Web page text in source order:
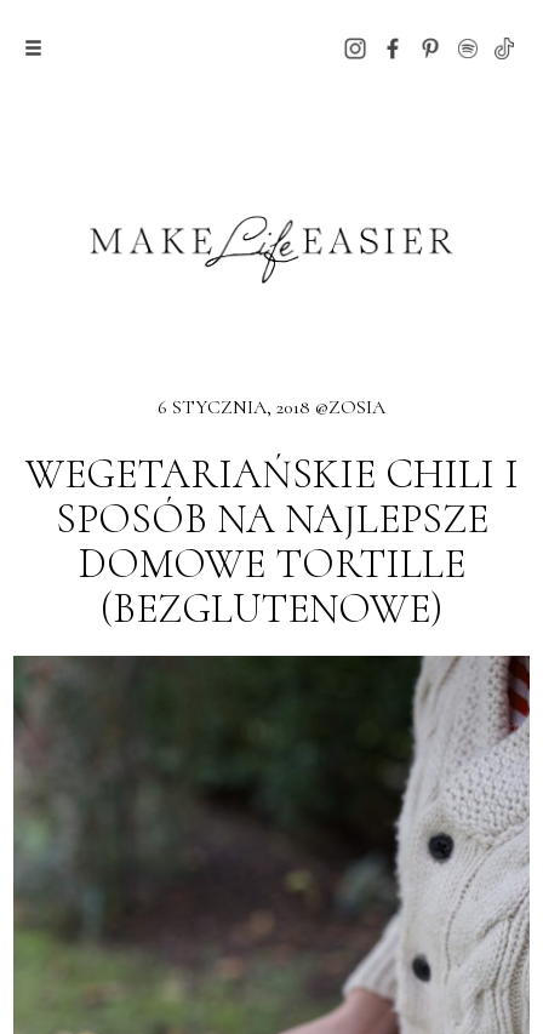
6 STYCZNIA, 2018 @ZOSIA
WEGETARIAŃSKIE CHILI I
SPOSÓB NA NAJLEPSZE
DOMOWE TORTILLE
(BEZGLUTENOWE)